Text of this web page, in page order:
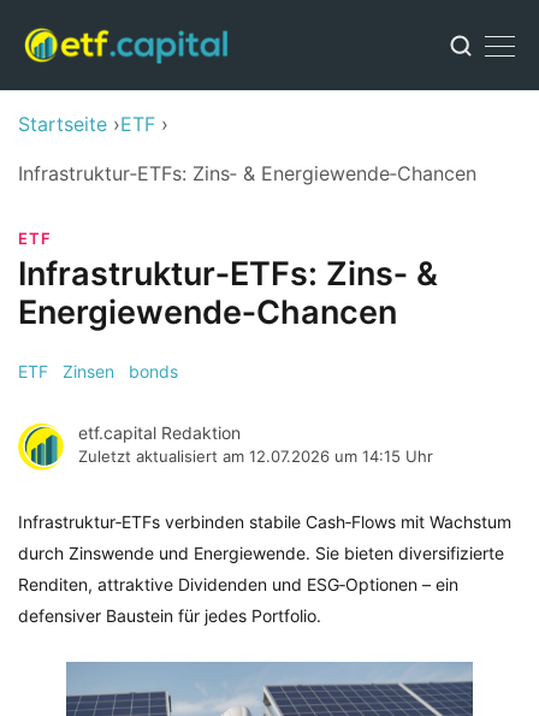
Startseite ETF
Infrastruktur‑ETFs: Zins‑ & Energiewende‑Chancen
ETF
Infrastruktur‑ETFs: Zins‑ &
Energiewende‑Chancen
ETF Zinsen bonds
etf.capital Redaktion
Zuletzt aktualisiert am 12.07.2026 um 14:15 Uhr
Infrastruktur‑ETFs verbinden stabile Cash‑Flows mit Wachstum
durch Zinswende und Energiewende. Sie bieten diversifizierte
Renditen, attraktive Dividenden und ESG‑Optionen – ein
defensiver Baustein für jedes Portfolio.